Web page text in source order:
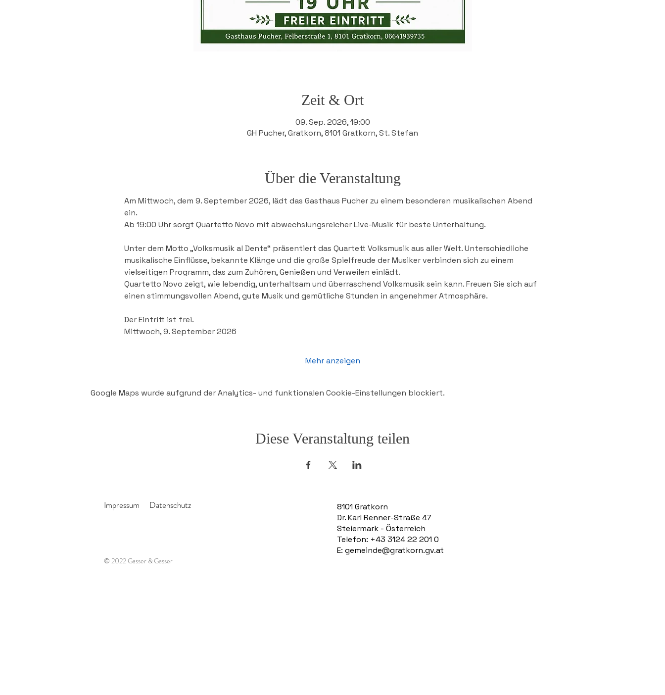
Zeit & Ort
09. Sep. 2026, 19:00
GH Pucher, Gratkorn, 8101 Gratkorn, St. Stefan
Über die Veranstaltung
Am Mittwoch, dem 9. September 2026, lädt das Gasthaus Pucher zu einem besonderen musikalischen Abend
ein.
Ab 19:00 Uhr sorgt Quartetto Novo mit abwechslungsreicher Live-Musik für beste Unterhaltung.
Unter dem Motto „Volksmusik al Dente“ präsentiert das Quartett Volksmusik aus aller Welt. Unterschiedliche
musikalische Einflüsse, bekannte Klänge und die große Spielfreude der Musiker verbinden sich zu einem
vielseitigen Programm, das zum Zuhören, Genießen und Verweilen einlädt.
Quartetto Novo zeigt, wie lebendig, unterhaltsam und überraschend Volksmusik sein kann. Freuen Sie sich auf
einen stimmungsvollen Abend, gute Musik und gemütliche Stunden in angenehmer Atmosphäre.
Der Eintritt ist frei.
Mittwoch, 9. September 2026
Mehr anzeigen
Google Maps wurde aufgrund der Analytics- und funktionalen Cookie-Einstellungen blockiert.
Diese Veranstaltung teilen
Impressum Datenschutz
8101 Gratkorn
Dr. Karl Renner-Straße 47
Steiermark - Österreich
Telefon: +43 3124 22 201 0
E: gemeinde@gratkorn.gv.at
© 2022 Gasser & Gasser